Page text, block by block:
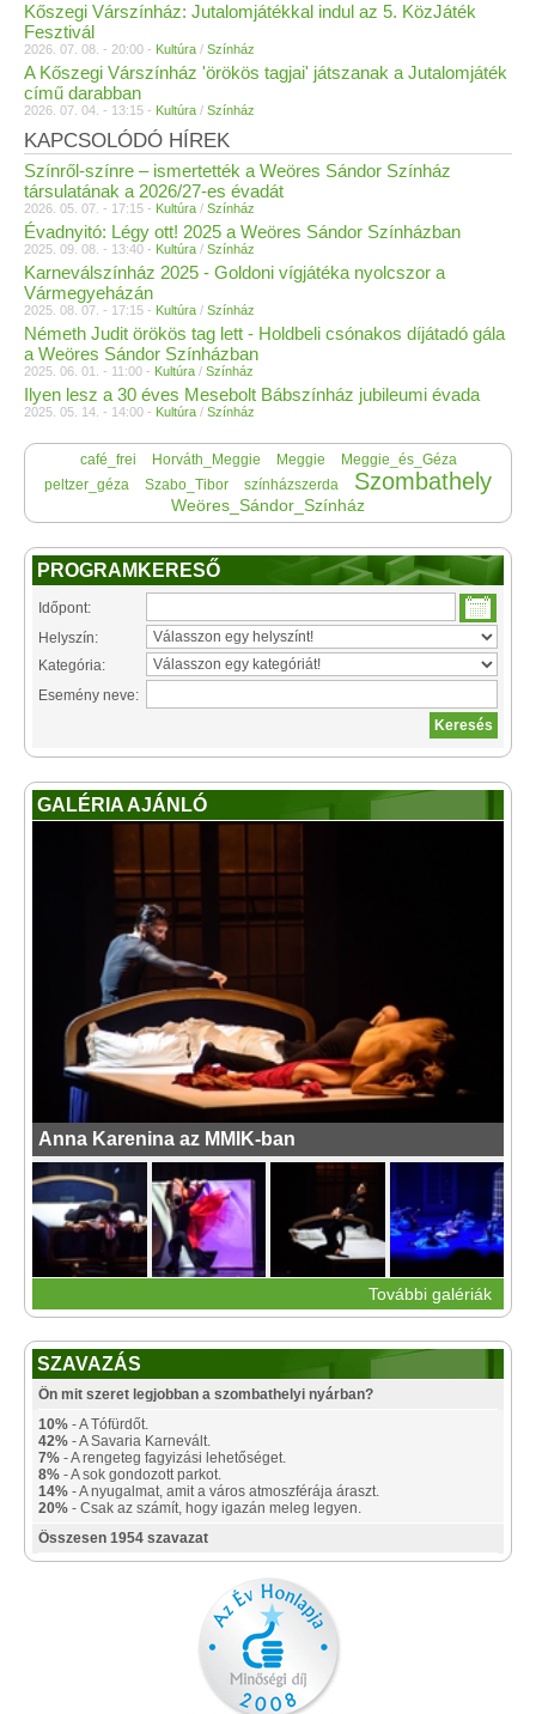
Kőszegi Várszínház: Jutalomjátékkal indul az 5. KözJáték
Fesztivál
2026. 07. 08. - 20:00 - Kultúra / Színház
A Kőszegi Várszínház 'örökös tagjai' játszanak a Jutalomjáték
című darabban
2026. 07. 04. - 13:15 - Kultúra / Színház
KAPCSOLÓDÓ HÍREK
Színről-színre – ismertették a Weöres Sándor Színház
társulatának a 2026/27-es évadát
2026. 05. 07. - 17:15 - Kultúra / Színház
Évadnyitó: Légy ott! 2025 a Weöres Sándor Színházban
2025. 09. 08. - 13:40 - Kultúra / Színház
Karneválszínház 2025 - Goldoni vígjátéka nyolcszor a
Vármegyeházán
2025. 08. 07. - 17:15 - Kultúra / Színház
Németh Judit örökös tag lett - Holdbeli csónakos díjátadó gála
a Weöres Sándor Színházban
2025. 06. 01. - 11:00 - Kultúra / Színház
Ilyen lesz a 30 éves Mesebolt Bábszínház jubileumi évada
2025. 05. 14. - 14:00 - Kultúra / Színház
café_frei Horváth_Meggie Meggie
Meggie_és_Géza
peltzer_géza
Szabo_Tibor színházszerda Szombathely
Weöres_Sándor_Színház
PROGRAMKERESŐ
Időpont:
Helyszín:
Kategória:
Esemény neve:
GALÉRIA AJÁNLÓ
Anna Karenina az MMIK-ban
További galériák
SZAVAZÁS
Ön mit szeret legjobban a szombathelyi nyárban?
10% - A Tófürdőt.
42% - A Savaria Karnevált.
7% - A rengeteg fagyizási lehetőséget.
8% - A sok gondozott parkot.
14% - A nyugalmat, amit a város atmoszférája áraszt.
20% - Csak az számít, hogy igazán meleg legyen.
Összesen 1954 szavazat